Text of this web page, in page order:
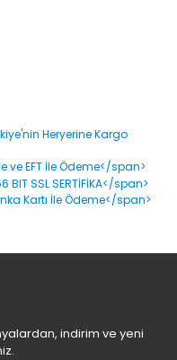
indirim ve yeni